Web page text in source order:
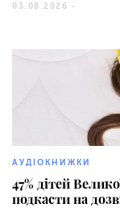
03.08.2026 -
АУДІОКНИЖКИ
47% дітей
подкасти на